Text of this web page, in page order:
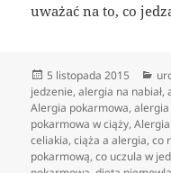
uważać na to, co
Data
publikacji
5 listopada 2015
jedzenie,alergia na nabiał,
Alergia pokarmowa,
pokarmowa w ciąży,
celiakia,ciąża a alergia,co
pokarmową,co uczula w